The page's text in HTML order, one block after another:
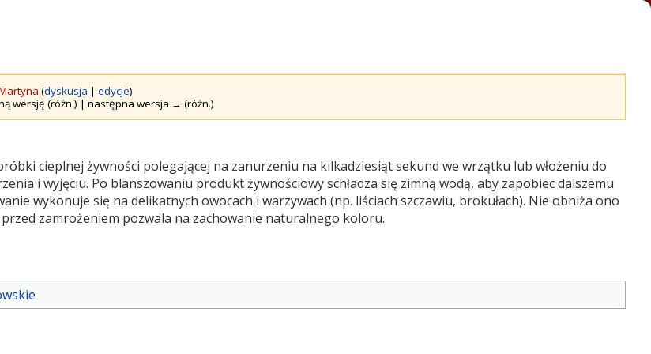
(dyskusja |edycje)
wersję (różn.) | następna wersja → (różn.)
cieplnej żywności polegającej na zanurzeniu na kilkadziesiąt sekund we wrzątku lub włożeniu do
i wyjęciu. Po blanszowaniu produkt żywnościowy schładza się zimną wodą, aby zapobiec dalszemu
wykonuje się na delikatnych owocach i warzywach (np. liściach szczawiu, brokułach). Nie obniża ono
zamrożeniem pozwala na zachowanie naturalnego koloru.